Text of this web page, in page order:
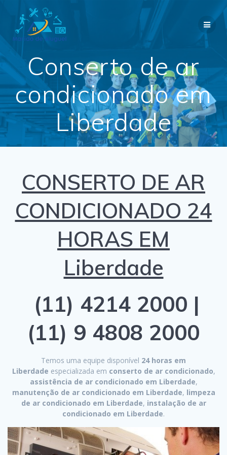
Conserto de ar
condicionado em
Liberdade
CONSERTO DE AR
CONDICIONADO 24
HORAS EM
Liberdade
(11) 4214 2000 |
(11) 9 4808 2000
Temos uma equipe disponível 24 horas em
Liberdade especializada em conserto de ar condicionado,
assistência de ar condicionado em Liberdade,
manutenção de ar condicionado em Liberdade, limpeza
de ar condicionado em Liberdade, instalação de ar
condicionado em Liberdade.